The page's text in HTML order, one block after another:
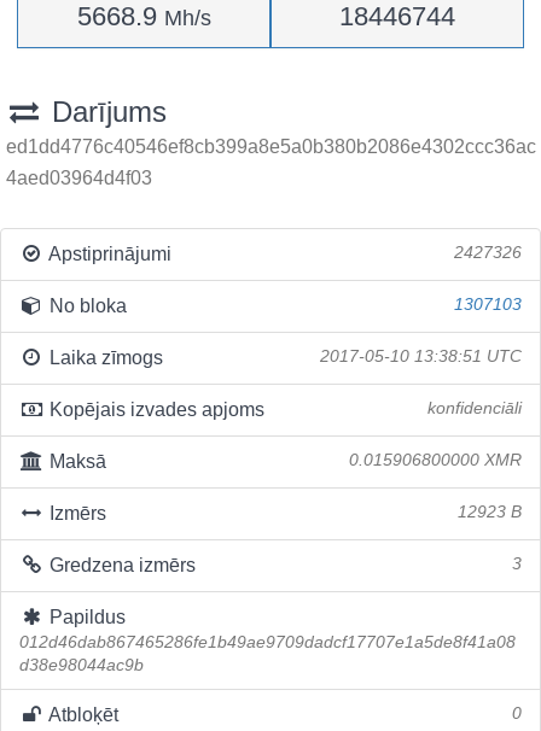
5668.9 Mh/s 18446744
Darījums
ed1dd4776c40546ef8cb399a8e5a0b380b2086e4302ccc36ac
4aed03964d4f03
Apstiprinājumi 2427326
No bloka 1307103
Laika zīmogs 2017-05-10 13:38:51 UTC
Kopējais izvades apjoms konfidenciāli
Maksā 0.015906800000 XMR
Izmērs 12923 B
Gredzena izmērs 3
Papildus
012d46dab867465286fe1b49ae9709dadcf17707e1a5de8f41a08
d38e98044ac9b
Atbloķēt 0